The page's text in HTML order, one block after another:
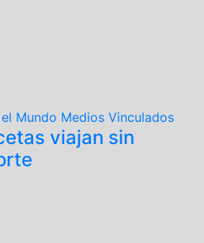
Mundo Medios Vinculados
viajan sin